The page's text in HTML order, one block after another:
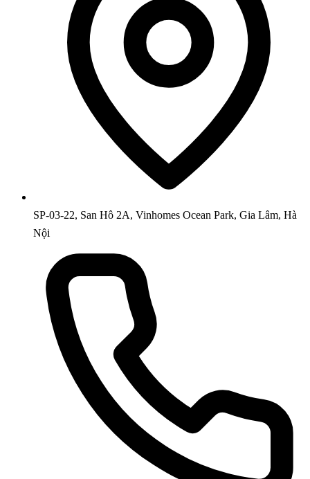
SP-03-22, San Hô 2A, Vinhomes Ocean Park, Gia Lâm, Hà
Nội